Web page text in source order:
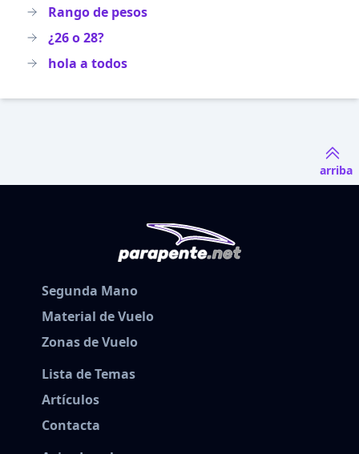
Rango de pesos
¿26 o 28?
hola a todos
arriba
Segunda Mano
Material de Vuelo
Zonas de Vuelo
Lista de Temas
Artículos
Contacta